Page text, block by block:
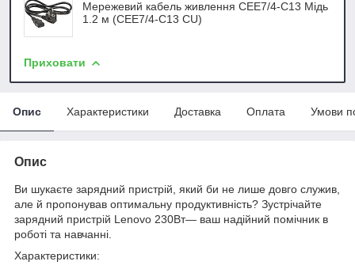
Мережевий кабель живлення CEE7/4-C13 Мідь
1.2 м (CEE7/4-C13 CU)
Приховати
Опис Характеристики Доставка Оплата Умови
Опис
Ви шукаєте зарядний пристрій, який би не лише довго служив,
але й пропонував оптимальну продуктивність? Зустрічайте
зарядний пристрій Lenovo 230Вт— ваш надійний помічник в
роботі та навчанні.
Характеристики: